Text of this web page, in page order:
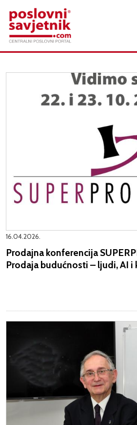
16.04.2026.
Prodajna konferencija
Prodaja budućnosti – ljudi, AI i